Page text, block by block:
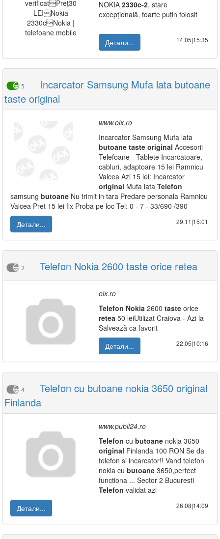
NOKIA 2330c-2, stare
excepțională, foarte puțin folosit
Детали... 14.05|15:35
5
Incarcator Samsung Mufa lata butoane
taste original
www.olx.ro
Incarcator Samsung Mufa lata
butoane taste original Accesorii
Telefoane - Tablete Incarcatoare,
cabluri, adaptoare 15 lei Ramnicu
Valcea Azi 15 lei: Incarcator
original Mufa lata Telefon
samsung butoane Nu trimit in tara Predare personala Ramnicu
Valcea Pret 15 lei fix Proba pe loc Tel: 0 - 7 - 33/690 /390
Детали...
29.11|15:01
2 Telefon Nokia 2600 taste orice retea
olx.ro
Telefon Nokia 2600 taste orice
retea 50 leiUtilizat Craiova - Azi la
Salvează ca favorit
Детали...
22.05|10:16
4
Telefon cu butoane nokia 3650 original
Finlanda
www.publi24.ro
Telefon cu butoane nokia 3650
original Finlanda 100 RON Se da
telefon si incarcator!! Vand telefon
nokia cu butoane 3650,perfect
functiona ... Sector 2 Bucuresti
Telefon validat azi
Детали...
26.08|14:09